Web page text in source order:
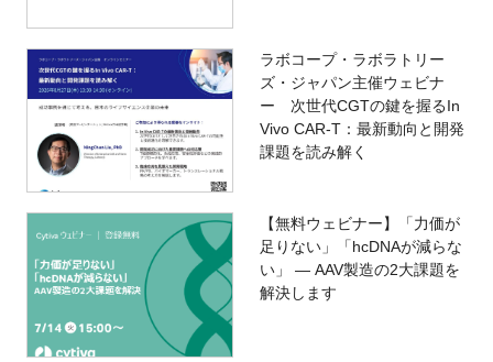
ラボコープ・ラボラトリー
ズ・ジャパン主催ウェビナ
ー 次世代CGTの鍵を握るIn
Vivo CAR-T：最新動向と開発
課題を読み解く
【無料ウェビナー】「力価が
足りない」「hcDNAが減らな
い」 ― AAV製造の2大課題を
解決します